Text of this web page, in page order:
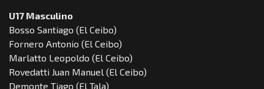
U17 Masculino
Bosso Santiago (El Ceibo)
Fornero Antonio (El Ceibo)
Marlatto Leopoldo (El Ceibo)
Rovedatti Juan Manuel (El Ceibo)
Demonte Tiago (El Tala)